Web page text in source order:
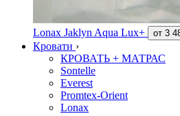
Lonax Jaklyn Aqua Lux+ от 3
Кровати ›
КРОВАТЬ + МАТРАС
Sontelle
Everest
Promtex-Orient
Lonax